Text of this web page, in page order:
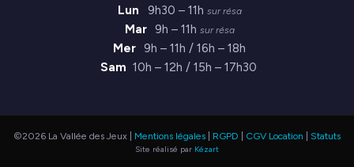
Lun 9h30 – 11h sur résa
Mar 9h – 11h sur résa
Mer 9h – 11h / 16h – 18h
Sam 10h – 12h / 15h – 17h30
©2026 La Vallée des Jeux | Mentions légales RGPD CGV Location Statuts
Site réalisé par Kézart